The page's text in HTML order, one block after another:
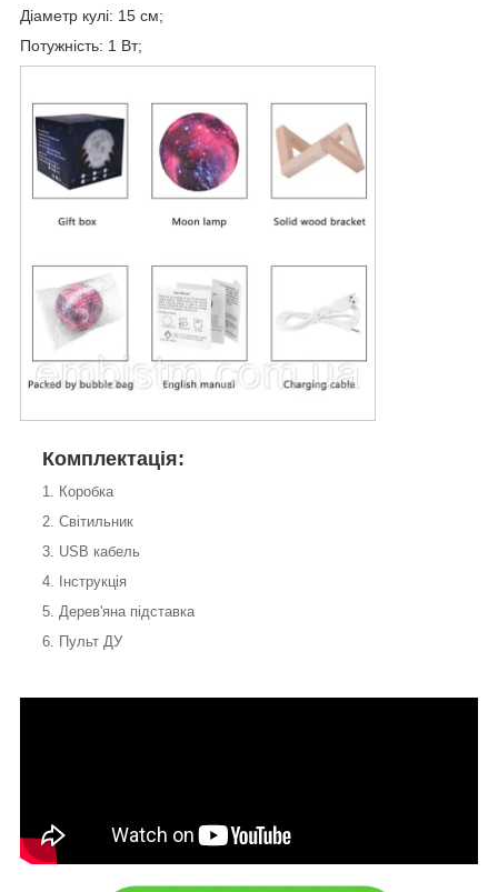
Діаметр кулі: 15 см;
Потужність: 1 Вт;
Комплектація:
1. Коробка
2. Світильник
3. USB кабель
4. Інструкція
5. Дерев'яна підставка
6. Пульт ДУ